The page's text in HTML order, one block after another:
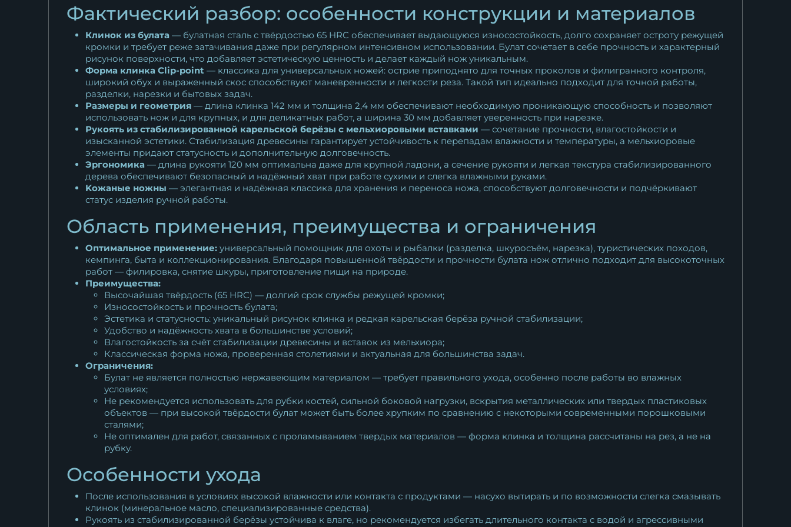
Фактический разбор: особенности конструкции и материалов
Клинок из булата — булатная сталь с твёрдостью 65 HRC обеспечивает выдающуюся износостойкость, долго сохраняет остроту режущей
кромки и требует реже затачивания даже при регулярном интенсивном использовании. Булат сочетает в себе прочность и характерный
рисунок поверхности, что добавляет эстетическую ценность и делает каждый нож уникальным.
Форма клинка Clip-point — классика для универсальных ножей: острие приподнято для точных проколов и филигранного контроля,
широкий обух и выраженный скос способствуют маневренности и легкости реза. Такой тип идеально подходит для точной работы,
разделки, нарезки и бытовых задач.
Размеры и геометрия — длина клинка 142 мм и толщина 2,4 мм обеспечивают необходимую проникающую способность и позволяют
использовать нож и для крупных, и для деликатных работ, а ширина 30 мм добавляет уверенность при нарезке.
Рукоять из стабилизированной карельской берёзы с мельхиоровыми вставками — сочетание прочности, влагостойкости и
изысканной эстетики. Стабилизация древесины гарантирует устойчивость к перепадам влажности и температуры, а мельхиоровые
элементы придают статусность и дополнительную долговечность.
Эргономика — длина рукояти 120 мм оптимальна даже для крупной ладони, а сечение рукояти и легкая текстура стабилизированного
дерева обеспечивают безопасный и надёжный хват при работе сухими и слегка влажными руками.
Kожаные ножны — элегантная и надёжная классика для хранения и переноса ножа, способствуют долговечности и подчёркивают
статус изделия ручной работы.
Область применения, преимущества и ограничения
Оптимальное применение: универсальный помощник для охоты и рыбалки (разделка, шкуросъём, нарезка), туристических походов,
кемпинга, быта и коллекционирования. Благодаря повышенной твёрдости и прочности булата нож отлично подходит для высокоточных
работ — филировка, снятие шкуры, приготовление пищи на природе.
Преимущества:
Высочайшая твёрдость (65 HRC) — долгий срок службы режущей кромки;
Износостойкость и прочность булата;
Эстетика и статусность: уникальный рисунок клинка и редкая карельская берёза ручной стабилизации;
Удобство и надёжность хвата в большинстве условий;
Влагостойкость за счёт стабилизации древесины и вставок из мельхиора;
Классическая форма ножа, проверенная столетиями и актуальная для большинства задач.
Ограничения:
Булат не является полностью нержавеющим материалом — требует правильного ухода, особенно после работы во влажных
условиях;
Не рекомендуется использовать для рубки костей, сильной боковой нагрузки, вскрытия металлических или твердых пластиковых
объектов — при высокой твёрдости булат может быть более хрупким по сравнению с некоторыми современными порошковыми
сталями;
Не оптимален для работ, связанных с проламыванием твердых материалов — форма клинка и толщина рассчитаны на рез, а не на
рубку.
Особенности ухода
После использования в условиях высокой влажности или контакта с продуктами — насухо вытирать и по возможности слегка смазывать
клинок (минеральное масло, специализированные средства).
Рукоять из стабилизированной берёзы устойчива к влаге, но рекомендуется избегать длительного контакта с водой и агрессивными